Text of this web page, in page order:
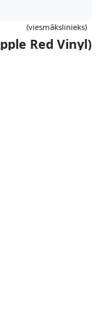
(viesmākslinieks)
Red Vinyl)